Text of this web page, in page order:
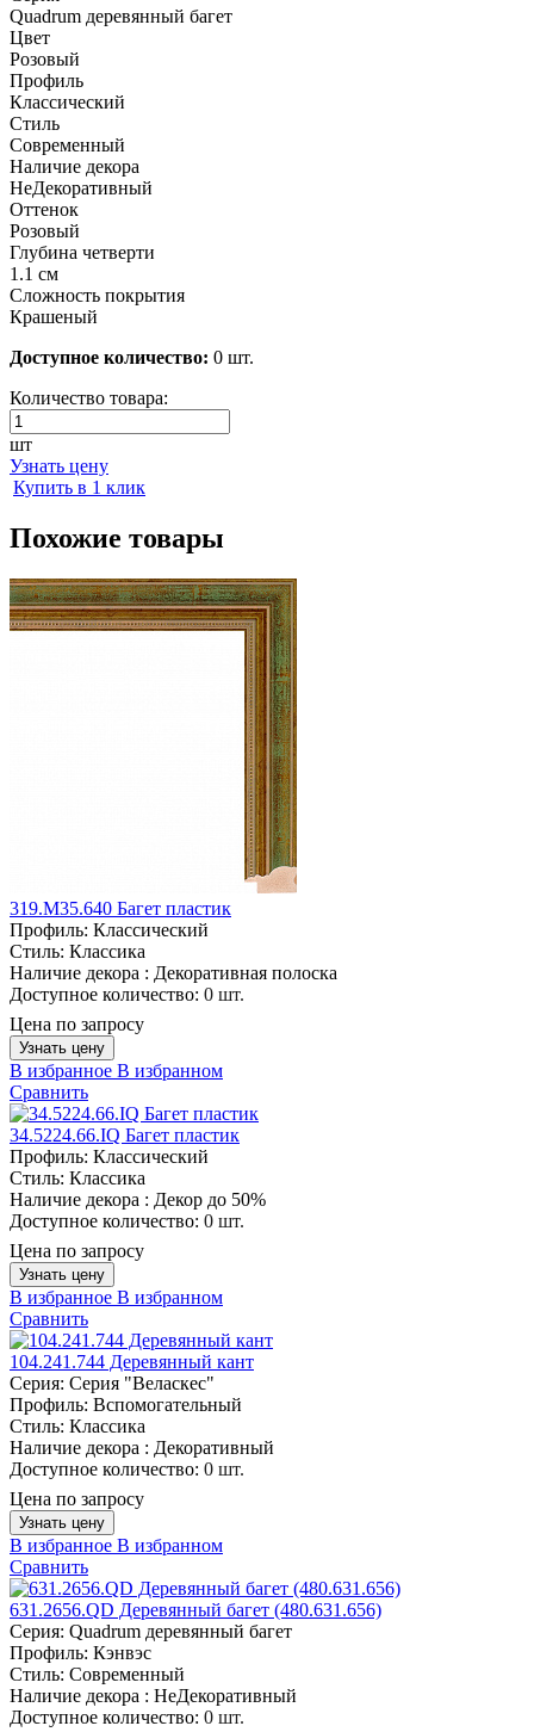
Quadrum деревянный багет
Цвет
Розовый
Профиль
Классический
Стиль
Современный
Наличие декора
НеДекоративный
Оттенок
Розовый
Глубина четверти
1.1 см
Сложность покрытия
Крашеный
Доступное количество: 0 шт.
Количество товара:
шт
Узнать цену
Купить в 1 клик
Похожие товары
319.M35.640 Багет пластик
Профиль: Классический
Стиль: Классика
Наличие декора : Декоративная полоска
Доступное количество: 0 шт.
Цена по запросу
Узнать цену
В избранное В избранном
Сравнить
34.5224.66.IQ Багет пластик
Профиль: Классический
Стиль: Классика
Наличие декора : Декор до 50%
Доступное количество: 0 шт.
Цена по запросу
Узнать цену
В избранное В избранном
Сравнить
104.241.744 Деревянный кант
Серия: Серия "Веласкес"
Профиль: Вспомогательный
Стиль: Классика
Наличие декора : Декоративный
Доступное количество: 0 шт.
Цена по запросу
Узнать цену
В избранное В избранном
Сравнить
631.2656.QD Деревянный багет (480.631.656)
Серия: Quadrum деревянный багет
Профиль: Кэнвэс
Стиль: Современный
Наличие декора : НеДекоративный
Доступное количество: 0 шт.